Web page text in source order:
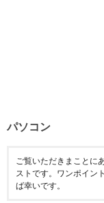
パソコン
ご覧いただきまことに
ストです。ワンポイン
ば幸いです。